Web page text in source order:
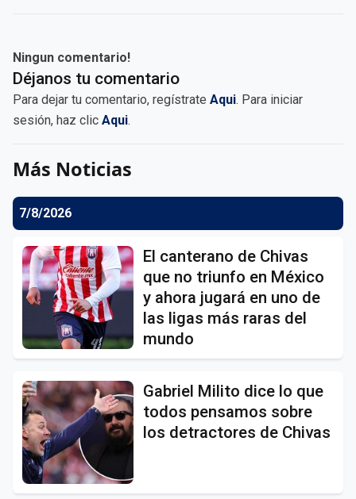
Ningun comentario!
Déjanos tu comentario
Para dejar tu comentario, regístrate Aqui. Para iniciar
sesión, haz clic Aqui.
Más Noticias
7/8/2026
El canterano de Chivas
que no triunfo en México
y ahora jugará en uno de
las ligas más raras del
mundo
Gabriel Milito dice lo que
todos pensamos sobre
los detractores de Chivas